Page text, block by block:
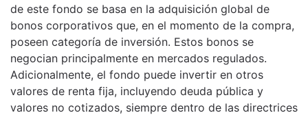
de este fondo se basa en la adquisición global de
bonos corporativos que, en el momento de la compra,
poseen categoría de inversión. Estos bonos se
negocian principalmente en mercados regulados.
Adicionalmente, el fondo puede invertir en otros
valores de renta fija, incluyendo deuda pública y
valores no cotizados, siempre dentro de las directrices